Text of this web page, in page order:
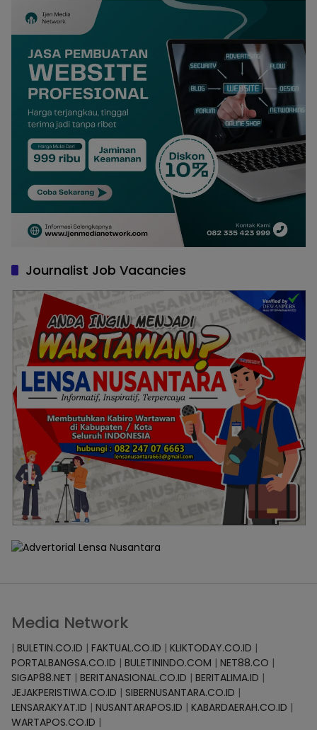
Journalist Job Vacancies
Media Network
| BULETIN.CO.ID | FAKTUAL.CO.ID | KLIKTODAY.CO.ID |
PORTALBANGSA.CO.ID | BULETININDO.COM | NET88.CO |
SIGAP88.NET | BERITANASIONAL.CO.ID | BERITALIMA.ID |
JEJAKPERISTIWA.CO.ID | SIBERNUSANTARA.CO.ID |
LENSARAKYAT.ID | NUSANTARAPOS.ID | KABARDAERAH.CO.ID |
WARTAPOS.CO.ID |